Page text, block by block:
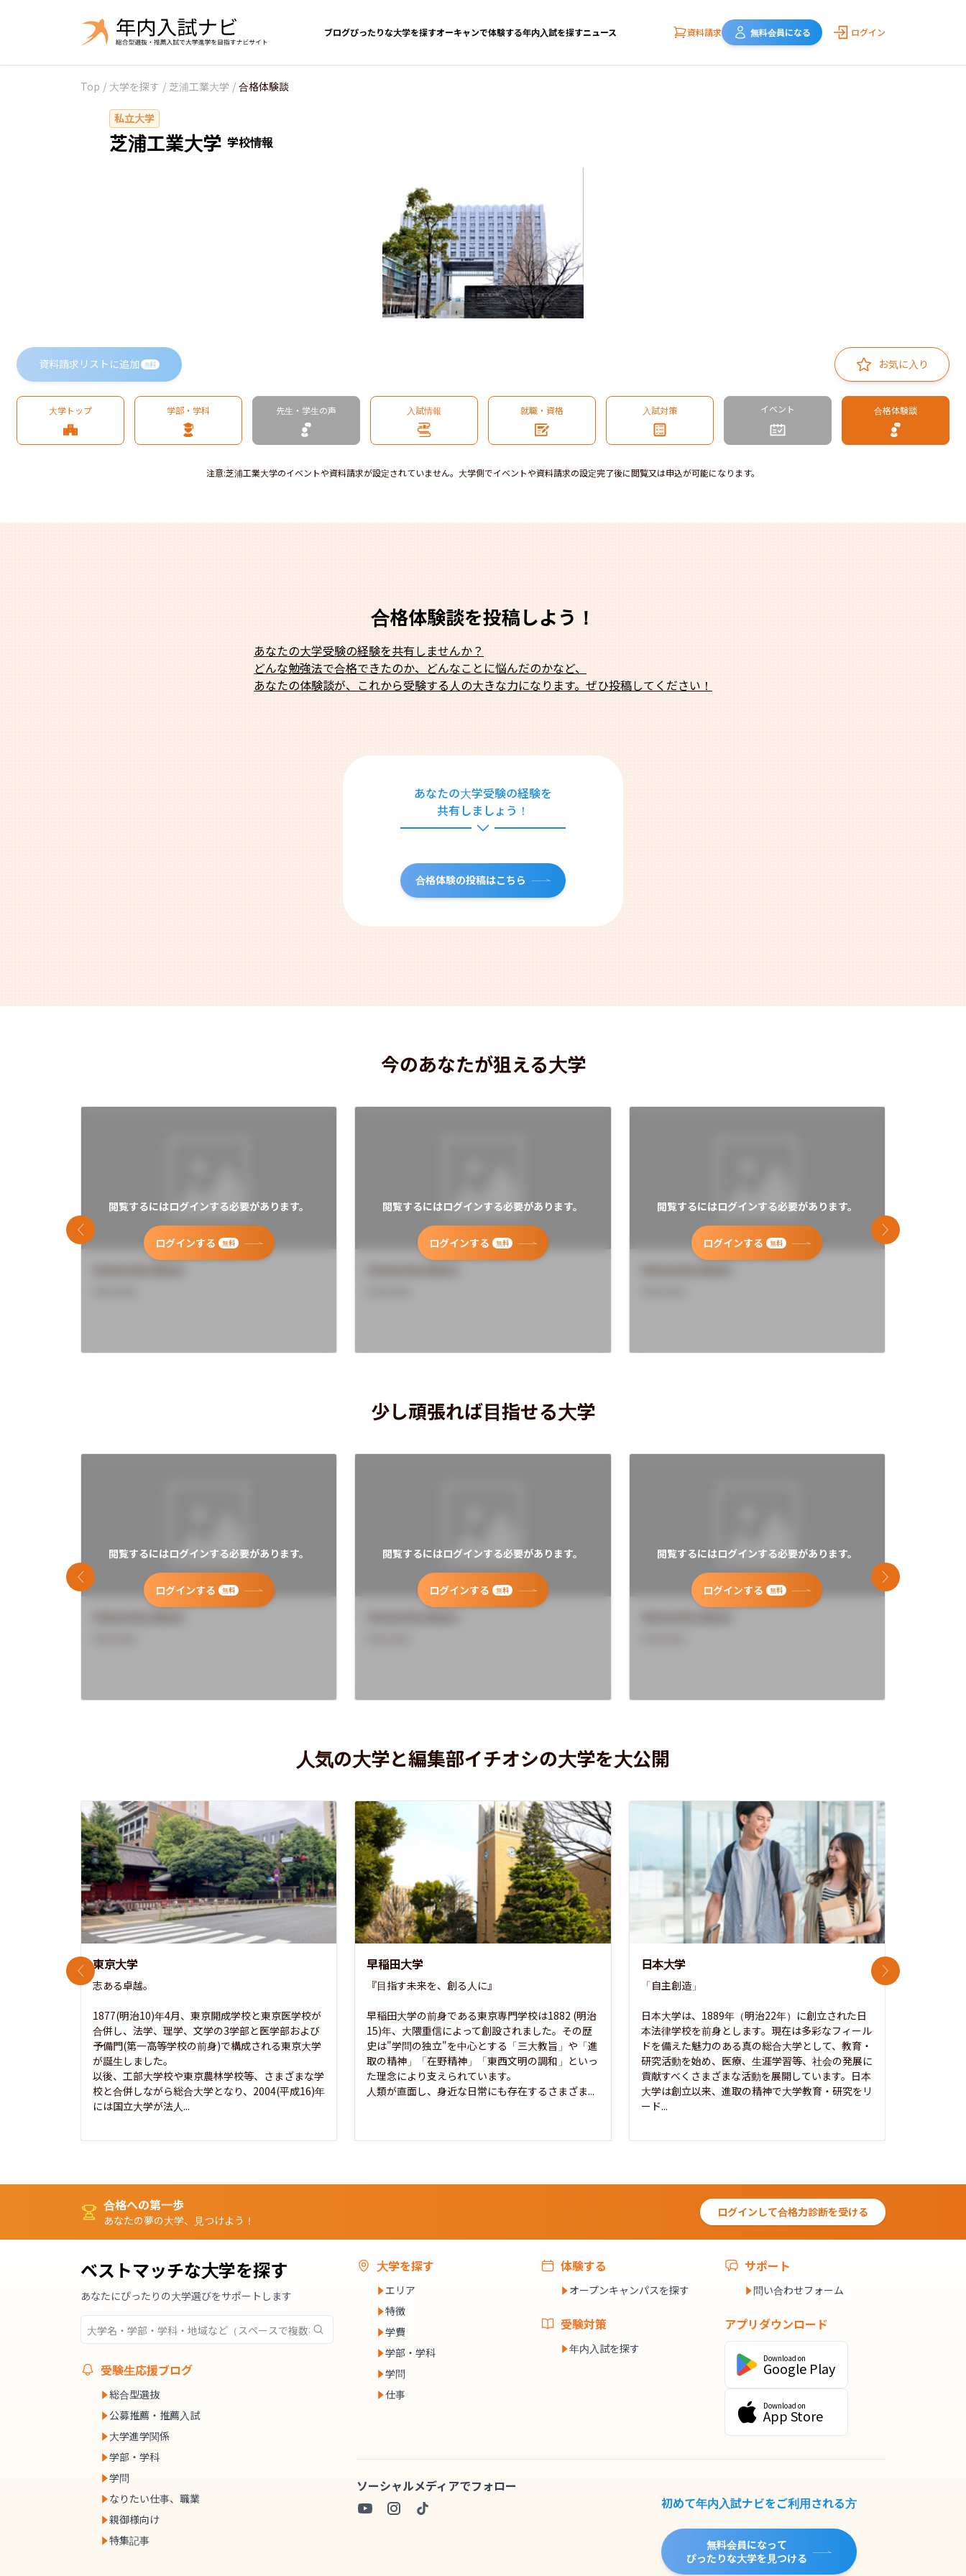
ブログぴったりな大学を探すオーキャンで体験する年内入試を探すニュース 資料請求 無料会員になる ログイン
Top / 大学を探す / 芝浦工業大学 / 合格体験談
私立大学
芝浦工業大学 学校情報
資料請求リストに追加 無料 お気に入り
大学トップ 学部・学科 先生・学生の声 入試情報 就職・資格 入試対策 イベント 合格体験談
注意:芝浦工業大学のイベントや資料請求が設定されていません。大学側でイベントや資料請求の設定完了後に閲覧又は申込が可能になります。
合格体験談を投稿しよう！
あなたの大学受験の経験を共有しませんか？
どんな勉強法で合格できたのか、どんなことに悩んだのかなど、
あなたの体験談が、これから受験する人の大きな力になります。ぜひ投稿してください！
あなたの大学受験の経験を
共有しましょう！
合格体験の投稿はこちら
今のあなたが狙える大学
閲覧するにはログインする必要があります。
ログインする 無料
閲覧するにはログインする必要があります。
ログインする 無料
閲覧するにはログインする必要があります。
ログインする 無料
前のスライド 次のスライド
少し頑張れば目指せる大学
閲覧するにはログインする必要があります。
ログインする 無料
閲覧するにはログインする必要があります。
ログインする 無料
閲覧するにはログインする必要があります。
ログインする 無料
前のスライド 次のスライド
人気の大学と編集部イチオシの大学を大公開
東京大学
志ある卓越。
1877(明治10)年4月、東京開成学校と東京医学校が
合併し、法学、理学、文学の3学部と医学部および
予備門(第一高等学校の前身)で構成される東京大学
が誕生しました。
以後、工部大学校や東京農林学校等、さまざまな学
校と合併しながら総合大学となり、2004(平成16)年
には国立大学が法人...
早稲田大学
『目指す未来を、創る人に』
早稲田大学の前身である東京専門学校は1882 (明治
15)年、大隈重信によって創設されました。その歴
史は"学問の独立"を中心とする「三大教旨」や「進
取の精神」「在野精神」「東西文明の調和」といっ
た理念により支えられています。
人類が直面し、身近な日常にも存在するさまざま...
日本大学
「自主創造」
日本大学は、1889年（明治22年）に創立された日
本法律学校を前身とします。現在は多彩なフィール
ドを備えた魅力のある真の総合大学として、教育・
研究活動を始め、医療、生涯学習等、社会の発展に
貢献すべくさまざまな活動を展開しています。日本
大学は創立以来、進取の精神で大学教育・研究をリ
ード...
前のスライド 次のスライド
合格への第一歩
あなたの夢の大学、見つけよう！
ログインして合格力診断を受ける
ベストマッチな大学を探す
あなたにぴったりの大学選びをサポートします
受験生応援ブログ
総合型選抜
公募推薦・推薦入試
大学進学関係
学部・学科
学問
なりたい仕事、職業
親御様向け
特集記事
大学を探す
エリア
特徴
学費
学部・学科
学問
仕事
体験する
オープンキャンパスを探す
受験対策
年内入試を探す
サポート
問い合わせフォーム
アプリダウンロード
Download on
Google Play
Download on
App Store
ソーシャルメディアでフォロー
初めて年内入試ナビをご利用される方
無料会員になって
ぴったりな大学を見つける